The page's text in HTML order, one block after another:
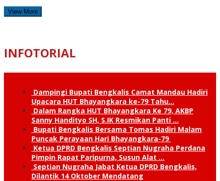
View More
INFOTORIAL
Dampingi Bupati Bengkalis Camat Mandau Hadiri
Upacara HUT Bhayangkara ke-79 Tahu…
Dalam Rangka HUT Bhayangkara Ke 79, AKBP
Sanny Handityo SH, S.IK Resmikan Panti …
Bupati Bengkalis Bersama Tomas Hadiri Malam
Puncak Perayaan Hari Bhayangkara-79
Ketua DPRD Bengkalis Septian Nugraha Perdana
Pimpin Rapat Paripurna, Susun Alat …
Septian Nugraha Jabat Ketua DPRD Bengkalis,
Dilantik 14 Oktober Mendatang